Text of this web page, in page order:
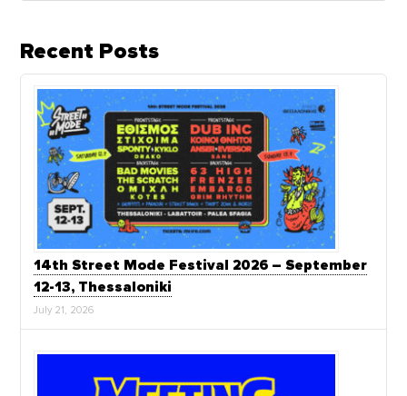
Recent Posts
14th Street Mode Festival 2026 – September
12-13, Thessaloniki
July 21, 2026